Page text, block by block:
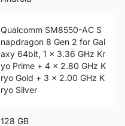
Qualcomm SM8550-AC S
napdragon 8 Gen 2 for Gal
axy 64bit, 1 x 3.36 GHz Kr
yo Prime + 4 x 2.80 GHz K
ryo Gold + 3 x 2.00 GHz K
ryo Silver
128 GB